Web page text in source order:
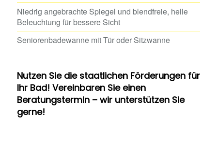
Niedrig angebrachte Spiegel und blendfreie, helle
Beleuchtung für bessere Sicht
Seniorenbadewanne mit Tür oder Sitzwanne
Nutzen Sie die staatlichen Förderungen für
Ihr Bad! Vereinbaren Sie einen
Beratungstermin – wir unterstützen Sie
gerne!